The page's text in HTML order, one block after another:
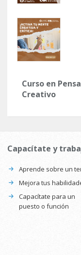
Curso en
Creativo
Capacítate y
Aprende sobre un
Mejora tus
Capacítate para un
puesto o función